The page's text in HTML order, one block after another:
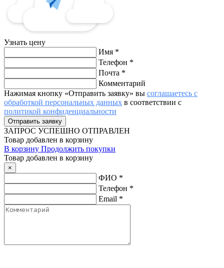
Узнать цену
Имя *
Телефон *
Почта *
Комментарий
Нажимая кнопку «Отправить заявку» вы соглашаетесь с
обработкой персональных данных в соответствии с
политикой конфиденциальности
ЗАПРОС УСПЕШНО ОТПРАВЛЕН
Товар добавлен в корзину
В корзину Продолжить покупки
Товар добавлен в корзину
×
ФИО *
Телефон *
Email *